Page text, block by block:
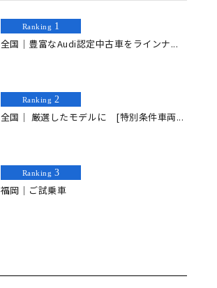
Ranking 1
全国｜豊富なAudi認定中古車をラインナ...
Ranking 2
全国｜ 厳選したモデルに [特別条件車両...
Ranking 3
福岡｜ご試乗車